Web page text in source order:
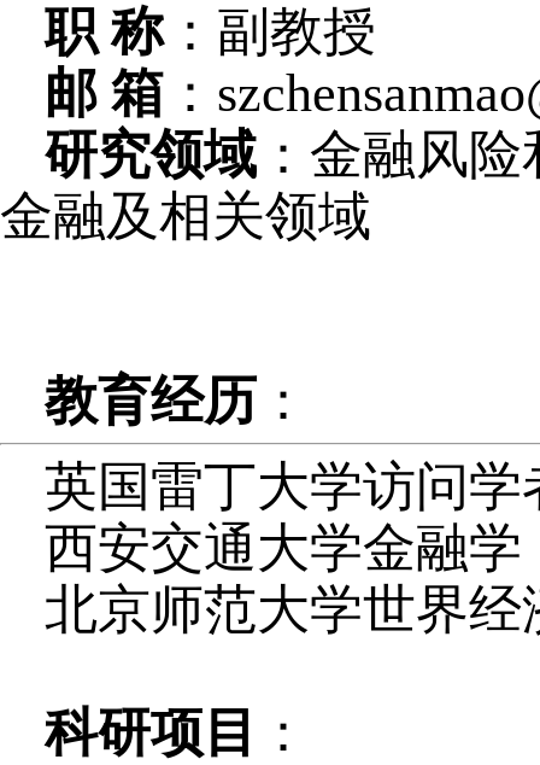
职 称：副教授
邮 箱 ：
研究领域 ：金融风
金融及相关领域
教育经历 ：
英国雷丁大学访问学
西安交通大学金融学
北京师范大学世界经
科研项目
：